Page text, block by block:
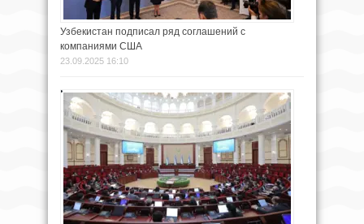
Узбекистан подписал ряд соглашений с
компаниями США
23.09.2025 16:10